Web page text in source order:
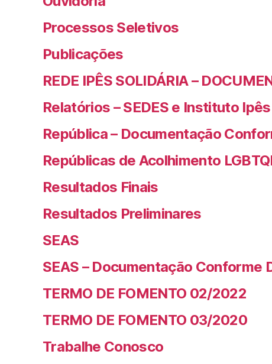
Processos Seletivos
Publicações
REDE IPÊS SOLIDÁRIA –
Relatórios – SEDES e Instituto Ipês
República – Documentação
Repúblicas de Acolhimento
Resultados Finais
Resultados Preliminares
SEAS
SEAS – Documentação Conforme
TERMO DE FOMENTO 02/2022
TERMO DE FOMENTO 03/2020
Trabalhe Conosco